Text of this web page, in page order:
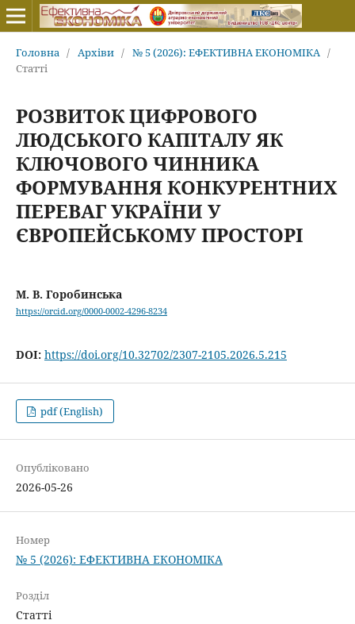
Головна / Архіви / № 5 (2026): ЕФЕКТИВНА ЕКОНОМІКА /
Статті
РОЗВИТОК ЦИФРОВОГО
ЛЮДСЬКОГО КАПІТАЛУ ЯК
КЛЮЧОВОГО ЧИННИКА
ФОРМУВАННЯ КОНКУРЕНТНИХ
ПЕРЕВАГ УКРАЇНИ У
ЄВРОПЕЙСЬКОМУ ПРОСТОРІ
М. В. Горобинська
https://orcid.org/0000-0002-4296-8234
DOI: https://doi.org/10.32702/2307-2105.2026.5.215
pdf (English)
Опубліковано
2026-05-26
Номер
№ 5 (2026): ЕФЕКТИВНА ЕКОНОМІКА
Розділ
Статті